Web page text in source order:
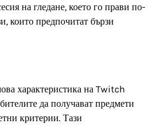
на гледане, което го прави по-
които предпочитат бързи
характеристика на Twitch
да получават предмети
критерии. Тази